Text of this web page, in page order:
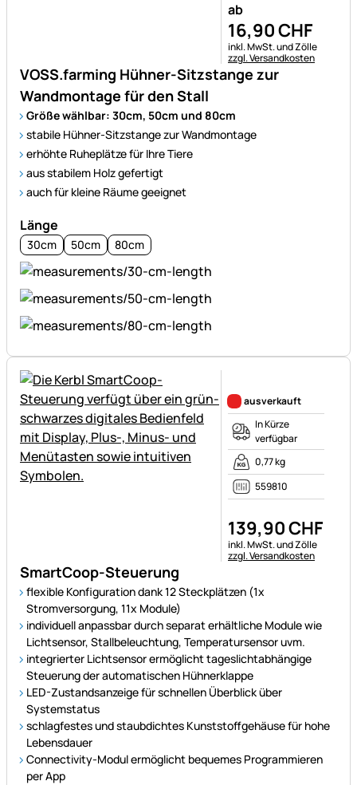
VOSS.farming Hühner-Sitzstange zur
Wandmontage für den Stall
Größe wählbar: 30cm, 50cm und 80cm
stabile Hühner-Sitzstange zur Wandmontage
erhöhte Ruheplätze für Ihre Tiere
aus stabilem Holz gefertigt
auch für kleine Räume geeignet
Länge
30cm 50cm 80cm
ab
16,90CHF
Steuerhinweis:
inkl. MwSt. und Zölle
zzgl. Versandkosten
SmartCoop-Steuerung
flexible Konfiguration dank 12 Steckplätzen (1x
Stromversorgung, 11x Module)
individuell anpassbar durch separat erhältliche Module wie
Lichtsensor, Stallbeleuchtung, Temperatursensor uvm.
integrierter Lichtsensor ermöglicht tageslichtabhängige
Steuerung der automatischen Hühnerklappe
LED-Zustandsanzeige für schnellen Überblick über
Systemstatus
schlagfestes und staubdichtes Kunststoffgehäuse für hohe
Lebensdauer
Connectivity-Modul ermöglicht bequemes Programmieren
per App
ausverkauft
In Kürze
verfügbar
0,77 kg
559810
139,90CHF
Steuerhinweis:
inkl. MwSt. und Zölle
zzgl. Versandkosten